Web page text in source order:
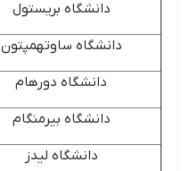
دانشگاه بریستول
دانشگاه ساوتهمپتون
دانشگاه دورهام
دانشگاه بیرمنگام
دانشگاه لیدز